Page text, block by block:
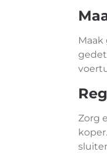
Maak
Zorg